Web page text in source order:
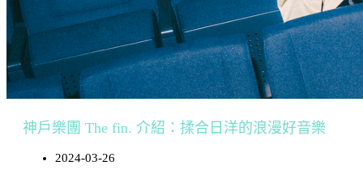
神戶樂團 The fin. 介紹：揉合日洋的浪漫好音樂
2024-03-26